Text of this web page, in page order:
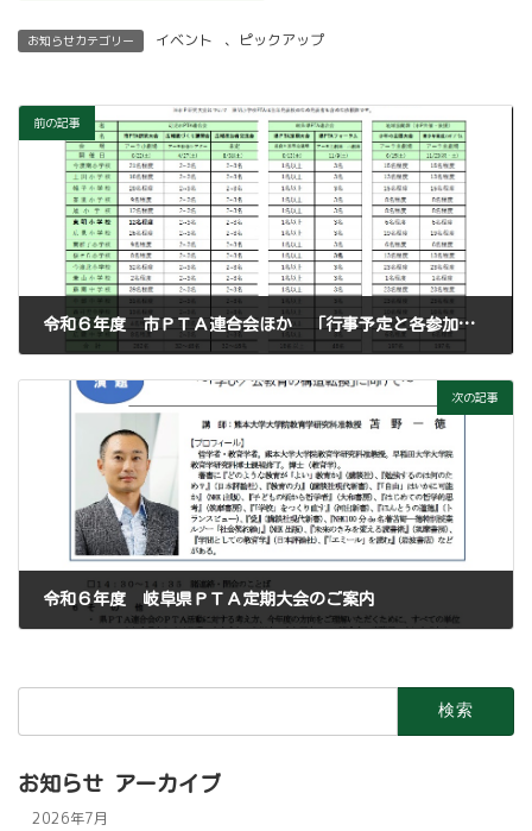
お知らせカテゴリー イベント 、 ピックアップ
前の記事
令和６年度 市ＰＴＡ連合会ほか 「行事予定と各参加協力依頼」
次の記事
令和６年度 岐阜県ＰＴＡ定期大会のご案内
お知らせ アーカイブ
2026年7月